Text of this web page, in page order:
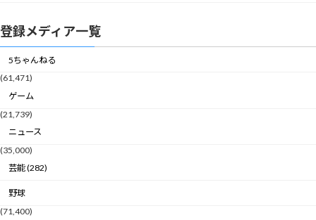
登録メディア一覧
5ちゃんねる
(61,471)
ゲーム
(21,739)
ニュース
(35,000)
芸能 (282)
野球
(71,400)